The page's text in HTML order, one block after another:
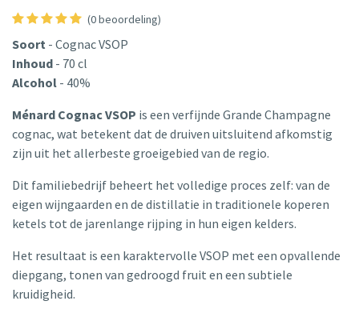
(0 beoordeling)
Soort - Cognac VSOP
Inhoud - 70 cl
Alcohol - 40%
Ménard Cognac VSOP is een verfijnde Grande Champagne
cognac, wat betekent dat de druiven uitsluitend afkomstig
zijn uit het allerbeste groeigebied van de regio.
Dit familiebedrijf beheert het volledige proces zelf: van de
eigen wijngaarden en de distillatie in traditionele koperen
ketels tot de jarenlange rijping in hun eigen kelders.
Het resultaat is een karaktervolle VSOP met een opvallende
diepgang, tonen van gedroogd fruit en een subtiele
kruidigheid.